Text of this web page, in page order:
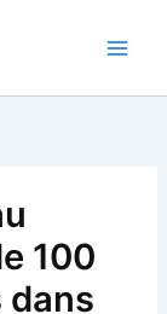
100
dans